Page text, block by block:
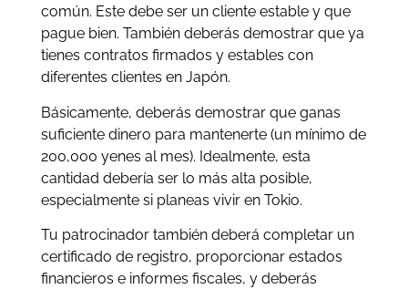
común. Este debe ser un cliente estable y que
pague bien. También deberás demostrar que ya
tienes contratos firmados y estables con
diferentes clientes en Japón.
Básicamente, deberás demostrar que ganas
suficiente dinero para mantenerte (un mínimo de
200,000 yenes al mes). Idealmente, esta
cantidad debería ser lo más alta posible,
especialmente si planeas vivir en Tokio.
Tu patrocinador también deberá completar un
certificado de registro, proporcionar estados
financieros e informes fiscales, y deberás